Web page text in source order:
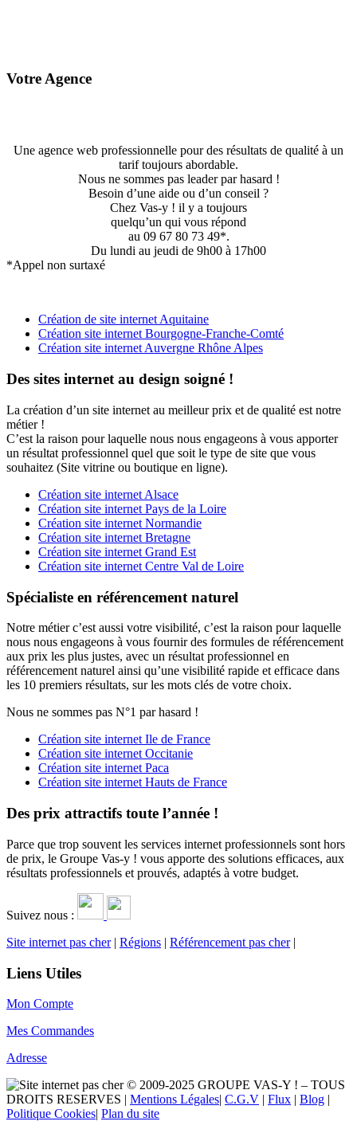
Votre Agence
Une agence web professionnelle pour des résultats de qualité à un
tarif toujours abordable.
Nous ne sommes pas leader par hasard !
Besoin d’une aide ou d’un conseil ?
Chez Vas-y ! il y a toujours
quelqu’un qui vous répond
au 09 67 80 73 49*.
Du lundi au jeudi de 9h00 à 17h00
*Appel non surtaxé
Création de site internet Aquitaine
Création site internet Bourgogne-Franche-Comté
Création site internet Auvergne Rhône Alpes
Des sites internet au design soigné !
La création d’un site internet au meilleur prix et de qualité est notre
métier !
C’est la raison pour laquelle nous nous engageons à vous apporter
un résultat professionnel quel que soit le type de site que vous
souhaitez (Site vitrine ou boutique en ligne).
Création site internet Alsace
Création site internet Pays de la Loire
Création site internet Normandie
Création site internet Bretagne
Création site internet Grand Est
Création site internet Centre Val de Loire
Spécialiste en référencement naturel
Notre métier c’est aussi votre visibilité, c’est la raison pour laquelle
nous nous engageons à vous fournir des formules de référencement
aux prix les plus justes, avec un résultat professionnel en
référencement naturel ainsi qu’une visibilité rapide et efficace dans
les 10 premiers résultats, sur les mots clés de votre choix.
Nous ne sommes pas N°1 par hasard !
Création site internet Ile de France
Création site internet Occitanie
Création site internet Paca
Création site internet Hauts de France
Des prix attractifs toute l’année !
Parce que trop souvent les services internet professionnels sont hors
de prix, le Groupe Vas-y ! vous apporte des solutions efficaces, aux
résultats professionnels et prouvés, adaptés à votre budget.
Suivez nous :
Site internet pas cher| Régions | Référencement pas cher|
Liens Utiles
Mon Compte
Mes Commandes
Adresse
© 2009-2025 GROUPE VAS-Y ! – TOUS
DROITS RESERVES | Mentions Légales| C.G.V | Flux | Blog |
Politique Cookies| Plan du site